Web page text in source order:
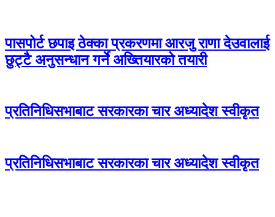
पासपोर्ट छपाइ ठेक्का प्रकरणमा आरजु राणा देउवालाई
छुट्टै अनुसन्धान गर्ने अख्तियारको तयारी
प्रतिनिधिसभाबाट सरकारका चार अध्यादेश स्वीकृत
प्रतिनिधिसभाबाट सरकारका चार अध्यादेश स्वीकृत